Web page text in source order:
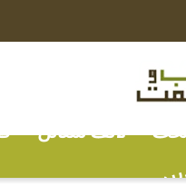
لائف سٹائل